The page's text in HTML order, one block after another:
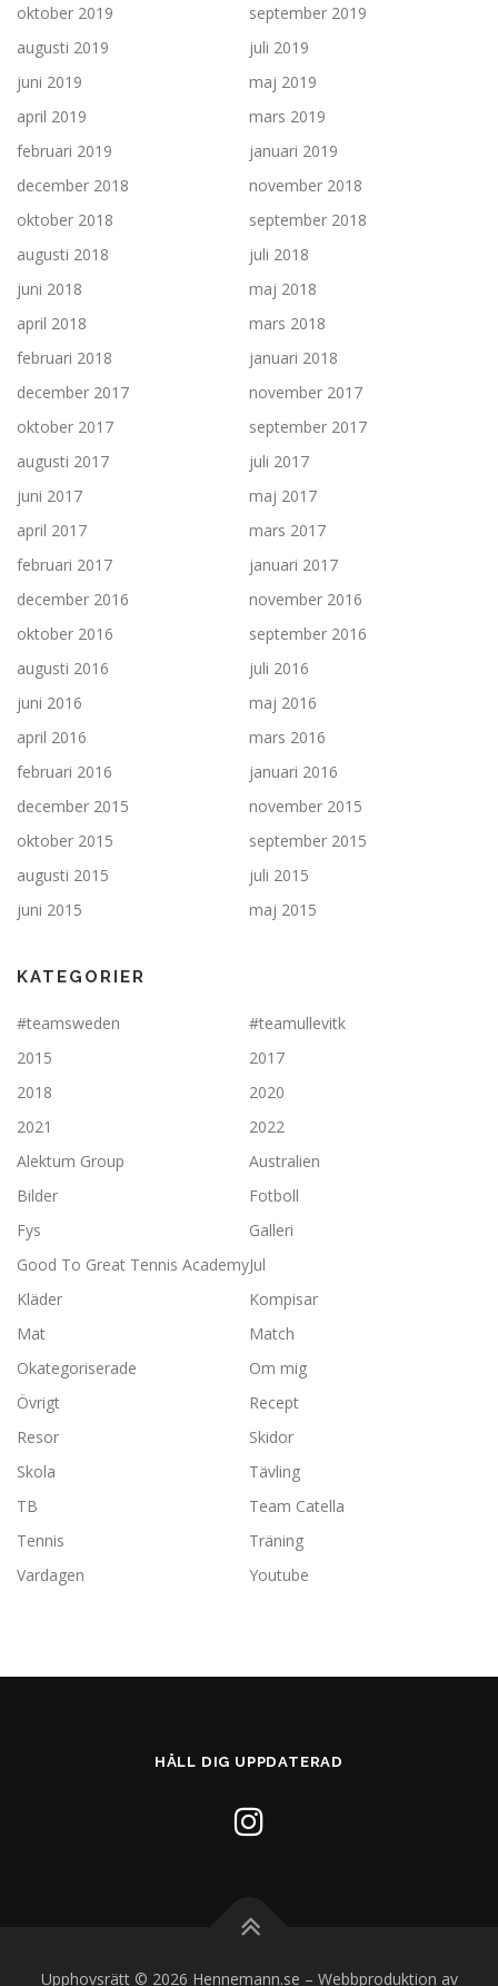
oktober 2019
september 2019
augusti 2019
juli 2019
juni 2019
maj 2019
april 2019
mars 2019
februari 2019
januari 2019
december 2018
november 2018
oktober 2018
september 2018
augusti 2018
juli 2018
juni 2018
maj 2018
april 2018
mars 2018
februari 2018
januari 2018
december 2017
november 2017
oktober 2017
september 2017
augusti 2017
juli 2017
juni 2017
maj 2017
april 2017
mars 2017
februari 2017
januari 2017
december 2016
november 2016
oktober 2016
september 2016
augusti 2016
juli 2016
juni 2016
maj 2016
april 2016
mars 2016
februari 2016
januari 2016
december 2015
november 2015
oktober 2015
september 2015
augusti 2015
juli 2015
juni 2015
maj 2015
KATEGORIER
#teamsweden
#teamullevitk
2015
2017
2018
2020
2021
2022
Alektum Group
Australien
Bilder
Fotboll
Fys
Galleri
Good To Great Tennis AcademyJul
Kläder
Kompisar
Mat
Match
Okategoriserade
Om mig
Övrigt
Recept
Resor
Skidor
Skola
Tävling
TB
Team Catella
Tennis
Träning
Vardagen
Youtube
HÅLL DIG UPPDATERAD
Upphovsrätt © 2026 Hennemann.se – Webbproduktion av